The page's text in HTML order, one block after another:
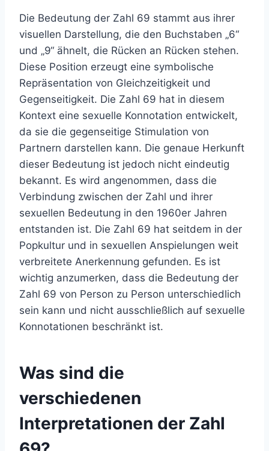
Die Bedeutung der Zahl 69 stammt aus ihrer
visuellen Darstellung, die den Buchstaben „6“
und „9“ ähnelt, die Rücken an Rücken stehen.
Diese Position erzeugt eine symbolische
Repräsentation von Gleichzeitigkeit und
Gegenseitigkeit. Die Zahl 69 hat in diesem
Kontext eine sexuelle Konnotation entwickelt,
da sie die gegenseitige Stimulation von
Partnern darstellen kann. Die genaue Herkunft
dieser Bedeutung ist jedoch nicht eindeutig
bekannt. Es wird angenommen, dass die
Verbindung zwischen der Zahl und ihrer
sexuellen Bedeutung in den 1960er Jahren
entstanden ist. Die Zahl 69 hat seitdem in der
Popkultur und in sexuellen Anspielungen weit
verbreitete Anerkennung gefunden. Es ist
wichtig anzumerken, dass die Bedeutung der
Zahl 69 von Person zu Person unterschiedlich
sein kann und nicht ausschließlich auf sexuelle
Konnotationen beschränkt ist.
Was sind die
verschiedenen
Interpretationen der Zahl